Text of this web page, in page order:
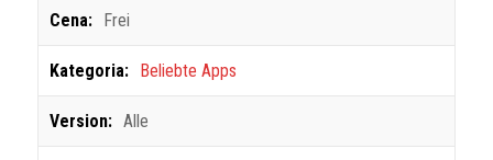
Cena: Frei
Kategoria: Beliebte Apps
Version: Alle